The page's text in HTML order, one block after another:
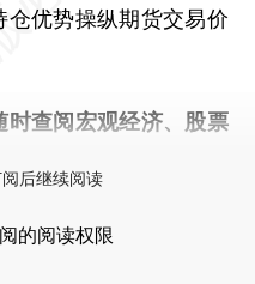
优势操纵期货交易价
时查阅宏观经济、股票
后继续阅读
的阅读权限